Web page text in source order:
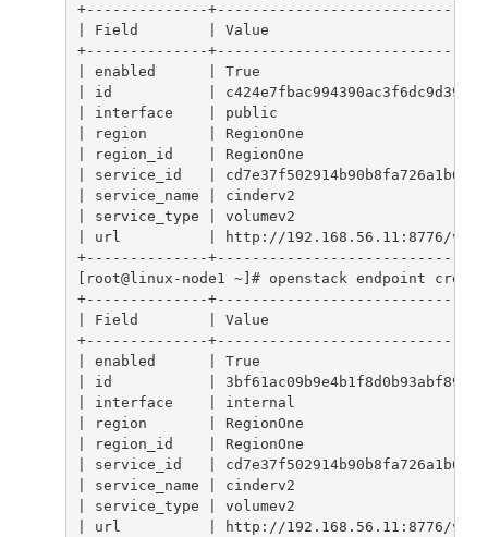
+--------------
| Field        | Value
+--------------
| enabled      | True
| id           |
| interface    | public
| region       | RegionOne
| region_id    | RegionOne
| service_id   |
| service_name | cinderv2
| service_type | volumev2
| url          | http://192.168.56.11:8776/v2/
+--------------
[root@linux-node1 ~]# openstack endpoint
+--------------
| Field        | Value
+--------------
| enabled      | True
| id           |
| interface    | internal
| region       | RegionOne
| region_id    | RegionOne
| service_id   |
| service_name | cinderv2
| service_type | volumev2
| url          | http://192.168.56.11:8776/v2/